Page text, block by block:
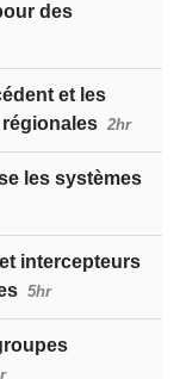
des
et les
2hr
les systèmes
intercepteurs
5hr